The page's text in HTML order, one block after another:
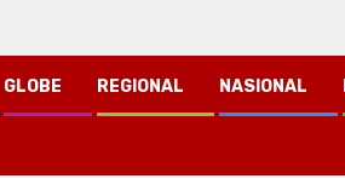
GLOBE REGIONAL NASIONAL